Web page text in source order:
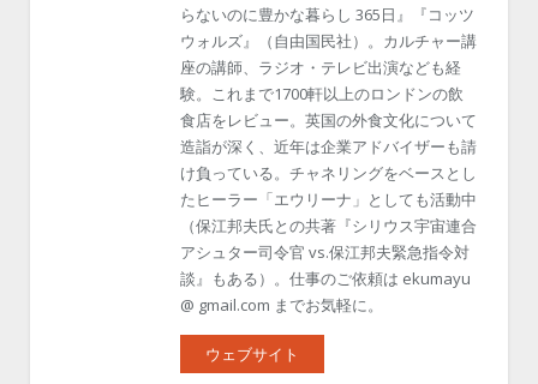
らないのに豊かな暮らし 365日』『コッツ
ウォルズ』（自由国民社）。カルチャー講
座の講師、ラジオ・テレビ出演なども経
験。これまで1700軒以上のロンドンの飲
食店をレビュー。英国の外食文化について
造詣が深く、近年は企業アドバイザーも請
け負っている。チャネリングをベースとし
たヒーラー「エウリーナ」としても活動中
（保江邦夫氏との共著『シリウス宇宙連合
アシュター司令官 vs.保江邦夫緊急指令対
談』もある）。仕事のご依頼は ekumayu
@ gmail.com までお気軽に。
ウェブサイト